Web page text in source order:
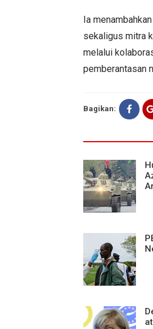
Ia
sekaligus mitra
melalui
pemberantasan
Bagikan: